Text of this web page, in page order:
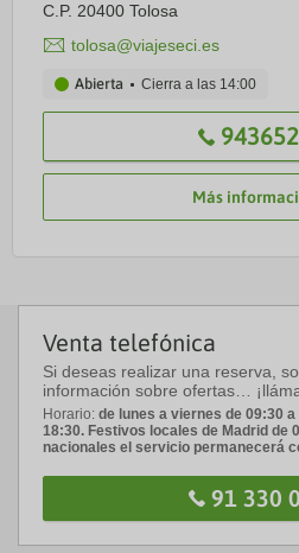
C.P. 20400 Tolosa
tolosa@viajeseci.es
Abierta Cierra a las 14:00
Más
Venta telefónica
Si deseas realizar una reserva,
información sobre ofertas…
Horario: de lunes a viernes de 09:30
18:30. Festivos locales de Madrid de
nacionales el servicio permanecerá
91 330